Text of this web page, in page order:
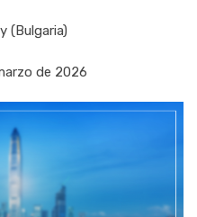
(Bulgaria)
de 2026